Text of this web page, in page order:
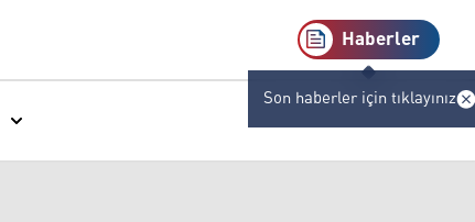
Haberler
Son haberler için tıklayınız